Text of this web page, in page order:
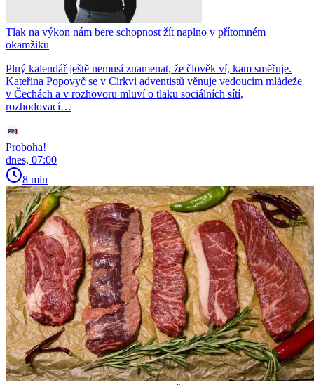
Tlak na výkon nám bere schopnost žít naplno v přítomném
okamžiku
Plný kalendář ještě nemusí znamenat, že člověk ví, kam směřuje.
Kateřina Popovyč se v Církvi adventistů věnuje vedoucím mládeže
v Čechách a v rozhovoru mluví o tlaku sociálních sítí,
rozhodovací…
Proboha!
dnes, 07:00
8 min